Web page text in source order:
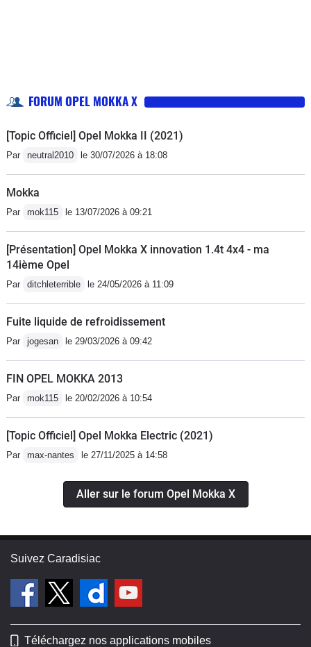
FORUM OPEL MOKKA X
[Topic Officiel] Opel Mokka II (2021)
Par neutral2010 le 30/07/2026 à 18:08
Mokka
Par mok115 le 13/07/2026 à 09:21
[Présentation] Opel Mokka X innovation 1.4t 4x4 - ma
14ième Opel
Par ditchleterrible le 24/05/2026 à 11:09
Fuite liquide de refroidissement
Par jogesan le 29/03/2026 à 09:42
FIN OPEL MOKKA 2013
Par mok115 le 20/02/2026 à 10:54
[Topic Officiel] Opel Mokka Electric (2021)
Par max-nantes le 27/11/2025 à 14:58
Aller sur le forum Opel Mokka X
Suivez Caradisiac
Téléchargez nos applications mobiles